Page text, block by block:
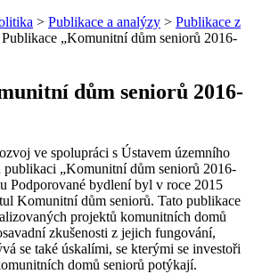
> Publikace a analýzy > Publikace z
Publikace „Komunitní dům seniorů 2016-
dům seniorů 2016-
ve spolupráci s Ústavem územního
„Komunitní dům seniorů 2016-
Podporované bydlení byl v roce 2015
Komunitní dům seniorů. Tato publikace
projektů komunitních domů
zkušenosti z jejich fungování,
se také úskalími, se kterými se investoři
domů seniorů potýkají.